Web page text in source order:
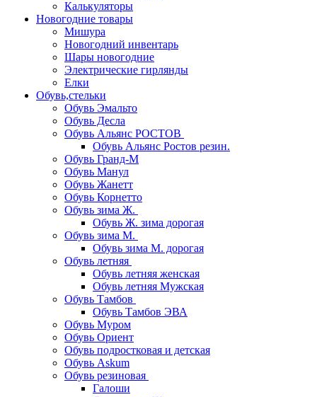
Калькуляторы
Новогодние товары
Мишура
Новогодний инвентарь
Шары новогодние
Электрические гирлянды
Елки
Обувь,стельки
Обувь Эмальто
Обувь Десла
Обувь Альянс РОСТОВ
Обувь Альянс Ростов резин.
Обувь Гранд-М
Обувь Манул
Обувь Жанетт
Обувь Корнетто
Обувь зима Ж.
Обувь Ж. зима дорогая
Обувь зима М.
Обувь зима М. дорогая
Обувь летняя
Обувь летняя женская
Обувь летняя Мужская
Обувь Тамбов
Обувь Тамбов ЭВА
Обувь Муром
Обувь Ориент
Обувь подростковая и детская
Обувь Askum
Обувь резиновая
Галоши